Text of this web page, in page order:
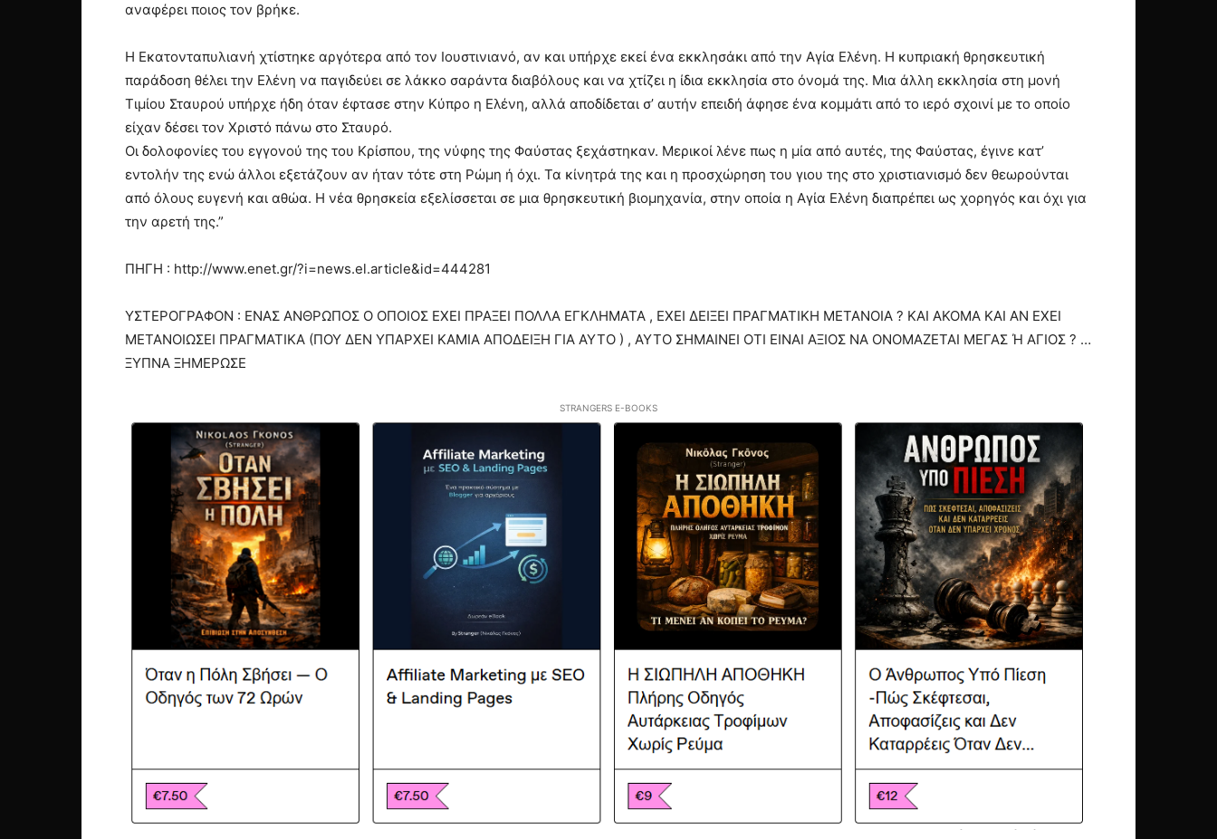
αναφέρει ποιος τον βρήκε.
Η Εκατονταπυλιανή χτίστηκε αργότερα από τον Ιουστινιανό, αν και υπήρχε εκεί ένα εκκλησάκι από την Αγία Ελένη. Η κυπριακή θρησκευτική
παράδοση θέλει την Ελένη να παγιδεύει σε λάκκο σαράντα διαβόλους και να χτίζει η ίδια εκκλησία στο όνομά της. Μια άλλη εκκλησία στη μονή
Τιμίου Σταυρού υπήρχε ήδη όταν έφτασε στην Κύπρο η Ελένη, αλλά αποδίδεται σ’ αυτήν επειδή άφησε ένα κομμάτι από το ιερό σχοινί με το οποίο
είχαν δέσει τον Χριστό πάνω στο Σταυρό.
Οι δολοφονίες του εγγονού της του Κρίσπου, της νύφης της Φαύστας ξεχάστηκαν. Μερικοί λένε πως η μία από αυτές, της Φαύστας, έγινε κατ’
εντολήν της ενώ άλλοι εξετάζουν αν ήταν τότε στη Ρώμη ή όχι. Τα κίνητρά της και η προσχώρηση του γιου της στο χριστιανισμό δεν θεωρούνται
από όλους ευγενή και αθώα. Η νέα θρησκεία εξελίσσεται σε μια θρησκευτική βιομηχανία, στην οποία η Αγία Ελένη διαπρέπει ως χορηγός και όχι για
την αρετή της.”
ΠΗΓΗ : http://www.enet.gr/?i=news.el.article&id=444281
ΥΣΤΕΡΟΓΡΑΦΟΝ : ΕΝΑΣ ΑΝΘΡΩΠΟΣ Ο ΟΠΟΙΟΣ ΕΧΕΙ ΠΡΑΞΕΙ ΠΟΛΛΑ ΕΓΚΛΗΜΑΤΑ , ΕΧΕΙ ΔΕΙΞΕΙ ΠΡΑΓΜΑΤΙΚΗ ΜΕΤΑΝΟΙΑ ? ΚΑΙ ΑΚΟΜΑ ΚΑΙ ΑΝ ΕΧΕΙ
ΜΕΤΑΝΟΙΩΣΕΙ ΠΡΑΓΜΑΤΙΚΑ (ΠΟΥ ΔΕΝ ΥΠΑΡΧΕΙ ΚΑΜΙΑ ΑΠΟΔΕΙΞΗ ΓΙΑ ΑΥΤΟ ) , ΑΥΤΟ ΣΗΜΑΙΝΕΙ ΟΤΙ ΕΙΝΑΙ ΑΞΙΟΣ ΝΑ ΟΝΟΜΑΖΕΤΑΙ ΜΕΓΑΣ Ή ΑΓΙΟΣ ? …
ΞΥΠΝΑ ΞΗΜΕΡΩΣΕ
STRANGERS E-BOOKS